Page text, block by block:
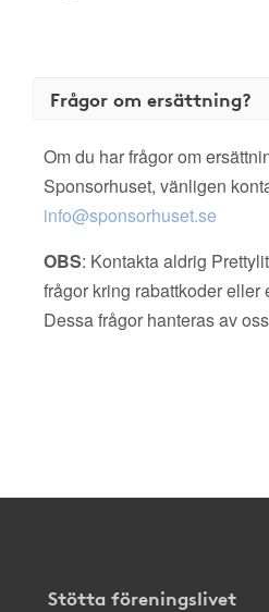
Frågor om ersättning?
Om du har frågor om
Sponsorhuset, vänligen
info@sponsorhuset.se
OBS: Kontakta aldrig
frågor kring rabattkoder eller
Dessa frågor hanteras av
Stötta föreningslivet